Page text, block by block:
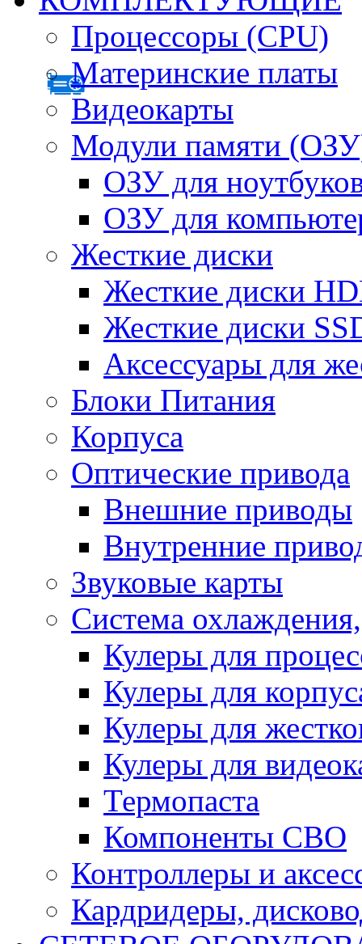
Процессоры (CPU)
Материнские платы
Видеокарты
Модули памяти
ОЗУ для
ОЗУ для
Жесткие диски
Жесткие диски
Жесткие диски
Аксессуары для
Блоки Питания
Корпуса
Оптические привода
Внешние приводы
Внутренние
Звуковые карты
Система
Кулеры для
Кулеры для
Кулеры для
Кулеры для
Термопаста
Компоненты СВО
Контроллеры и
Кардридеры,